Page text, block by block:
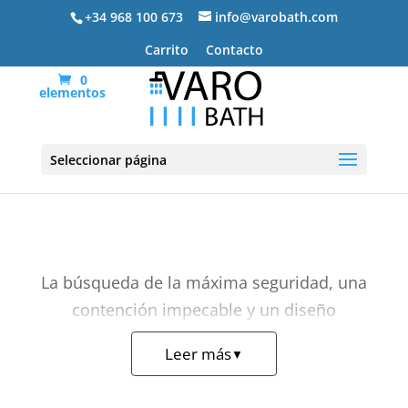
+34 968 100 673
info@varobath.com
Carrito
Contacto
0
elementos
Seleccionar página
Platos de ducha enmarcados
La búsqueda de la máxima seguridad, una
contención impecable y un diseño
estructural clásico que proteja el cuarto
de baño encuentra su respuesta definitiva
Leer más▼